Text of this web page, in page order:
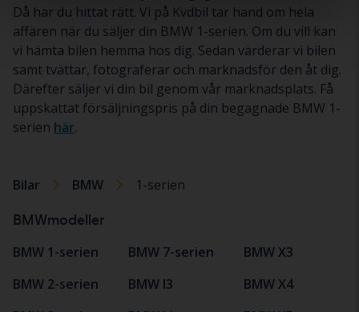
Då har du hittat rätt. Vi på Kvdbil tar hand om hela
affären när du säljer din BMW 1-serien. Om du vill kan
vi hämta bilen hemma hos dig. Sedan värderar vi bilen
samt tvättar, fotograferar och marknadsför den åt dig.
Därefter säljer vi din bil genom vår marknadsplats. Få
uppskattat försäljningspris på din begagnade BMW 1-
serien här.
Bilar BMW 1-serien
BMWmodeller
BMW 1-serien
BMW 2-serien
BMW 7-serien
BMW I3
BMW X3
BMW X4